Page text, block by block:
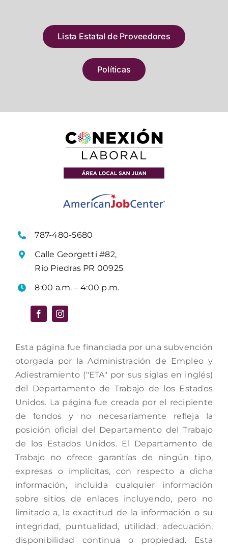
Lista Estatal de Proveedores
Políticas
787-480-5680
Calle Georgetti #82,
Río Piedras PR 00925
8:00 a.m. – 4:00 p.m.
Esta página fue financiada por una subvención
otorgada por la Administración de Empleo y
Adiestramiento ("ETA" por sus siglas en inglés)
del Departamento de Trabajo de los Estados
Unidos. La página fue creada por el recipiente
de fondos y no necesariamente refleja la
posición oficial del Departamento del Trabajo
de los Estados Unidos. El Departamento de
Trabajo no ofrece garantías de ningún tipo,
expresas o implícitas, con respecto a dicha
información, incluida cualquier información
sobre sitios de enlaces incluyendo, pero no
limitado a, la exactitud de la información o su
integridad, puntualidad, utilidad, adecuación,
disponibilidad continua o propiedad. Esta